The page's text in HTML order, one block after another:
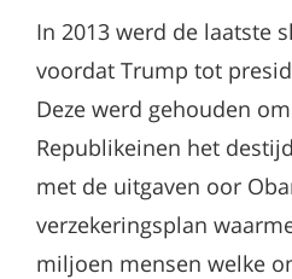
In 2013 werd de laatste
voordat Trump tot
Deze werd gehouden
Republikeinen het
met de uitgaven oor
verzekeringsplan
miljoen mensen welke